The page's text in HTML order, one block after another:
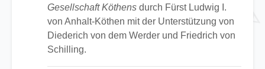
Gesellschaft Köthens durch Fürst Ludwig I.
von Anhalt-Köthen mit der Unterstützung von
Diederich von dem Werder und Friedrich von
Schilling.